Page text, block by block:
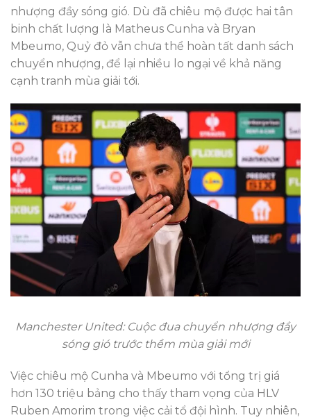
nhượng đầy sóng gió. Dù đã chiêu mộ được hai tân
binh chất lượng là Matheus Cunha và Bryan
Mbeumo, Quỷ đỏ vẫn chưa thể hoàn tất danh sách
chuyển nhượng, để lại nhiều lo ngại về khả năng
cạnh tranh mùa giải tới.
Manchester United: Cuộc đua chuyển nhượng đầy
sóng gió trước thềm mùa giải mới
Việc chiêu mộ Cunha và Mbeumo với tổng trị giá
hơn 130 triệu bảng cho thấy tham vọng của HLV
Ruben Amorim trong việc cải tổ đội hình. Tuy nhiên,